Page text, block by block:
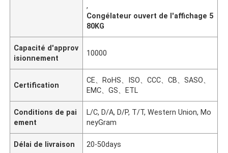
,
Congélateur ouvert de l'affichage 5
80KG
Capacité d'approv
isionnement
10000
Certification
CE、RoHS、ISO、CCC、CB、SASO、
EMC、GS、ETL
Conditions de pai
ement
L/C, D/A, D/P, T/T, Western Union, Mo
neyGram
Délai de livraison 20-50days